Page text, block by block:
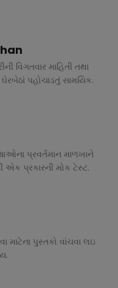
વિગતવાર માહિતી તથા
પહોચાડતું સામયિક.
પ્રવર્તમાન માળખાને
એક પ્રકારની મોક ટેસ્ટ.
માટેના પુસ્તકો વાંચવા લઇ